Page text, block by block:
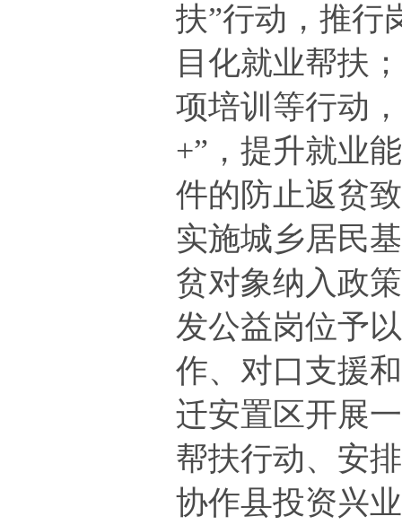
扶”行动，推行
目化就业帮扶；
项培训等行动 ，
+”，提升就业
件的 防止返贫
实施城乡居民
贫对象纳入政
发公益岗位予
作、对口支援
迁安置区开展
帮扶行动、安排
协作县投资兴